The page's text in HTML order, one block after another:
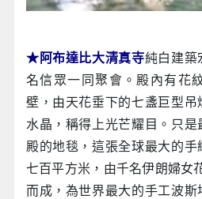
★阿布達比大清真寺純白建築
名信眾一同聚會。殿內有花
壁，由天花垂下的七盞巨型
水晶，稱得上光芒耀目。只
殿的地毯，這張全球最大的
七百平方米，由千名伊朗婦女
而成，為世界最大的手工波